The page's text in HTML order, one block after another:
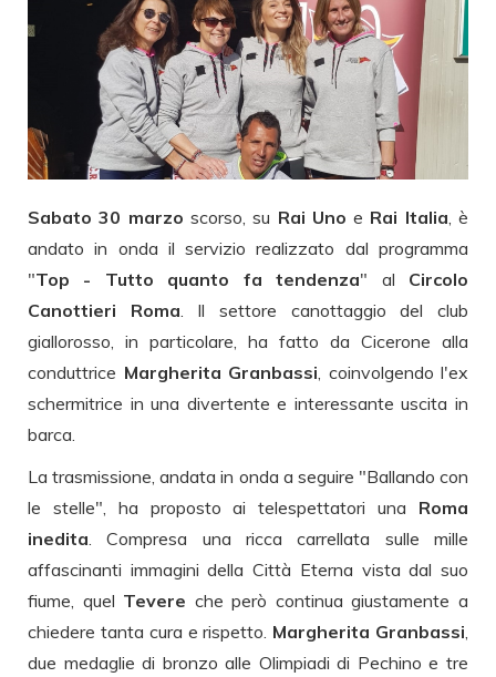
Sabato 30 marzo scorso, su Rai Unoe Rai Italia , è
andato in onda il servizio realizzato dal programma
"Top - Tutto quanto fa tendenza" al Circolo
Canottieri Roma . Il settore canottaggio del club
giallorosso, in particolare, ha fatto da Cicerone alla
conduttrice Margherita Granbassi , coinvolgendo l'ex
schermitrice in una divertente e interessante uscita in
barca.
La trasmissione, andata in onda a seguire "Ballando con
le stelle", ha proposto ai telespettatori una Roma
inedita . Compresa una ricca carrellata sulle mille
affascinanti immagini della Città Eterna vista dal suo
fiume, quel Tevere che però continua giustamente a
chiedere tanta cura e rispetto. Margherita Granbassi
due medaglie di bronzo alle Olimpiadi di Pechino e tre